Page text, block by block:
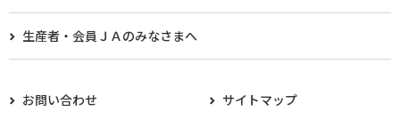
生産者・会員ＪＡのみなさまへ​
お問い合わせ サイトマップ